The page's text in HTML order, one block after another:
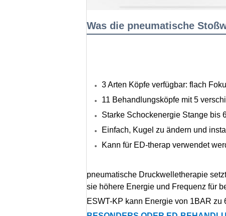
Was die pneumatische
3 Arten Köpfe verfügbar: flach
11 Behandlungsköpfe mit 5
Starke Schockenergie Stange bis
Einfach, Kugel zu ändern und
Kann für ED-therap verwendet
pneumatische Druckwelletherapie
sie höhere Energie und Frequenz für
ESWT-KP kann Energie von 1BAR